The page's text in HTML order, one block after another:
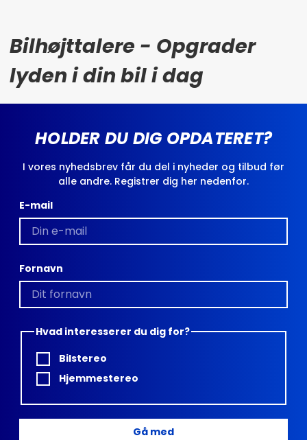
Bilhøjttalere - Opgrader
lyden i din bil i dag
HOLDER DU DIG OPDATERET?
I vores nyhedsbrev får du del i nyheder og tilbud før
alle andre. Registrer dig her nedenfor.
E-mail
Fornavn
Hvad interesserer du dig for?
Bilstereo
Hjemmestereo
Gå med